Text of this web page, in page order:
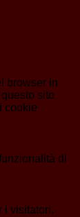
browser in
sito
cookie
di
i visitatori.